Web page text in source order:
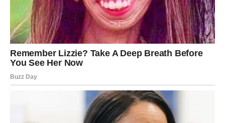
sposobnostima.
Strahovi, nesigurnosti i razočaranja koja su vas pratila
polako ostaju iza vas. Konačno ćete osjetiti da imate
snagu da ostvarite ono što želite i da vas ništa više ne
Zvijezde vam donose novu energiju, motivaciju i osjećaj
da ulazite u mnogo ljepšu životnu fazu.